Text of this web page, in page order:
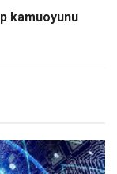
kamuoyunu